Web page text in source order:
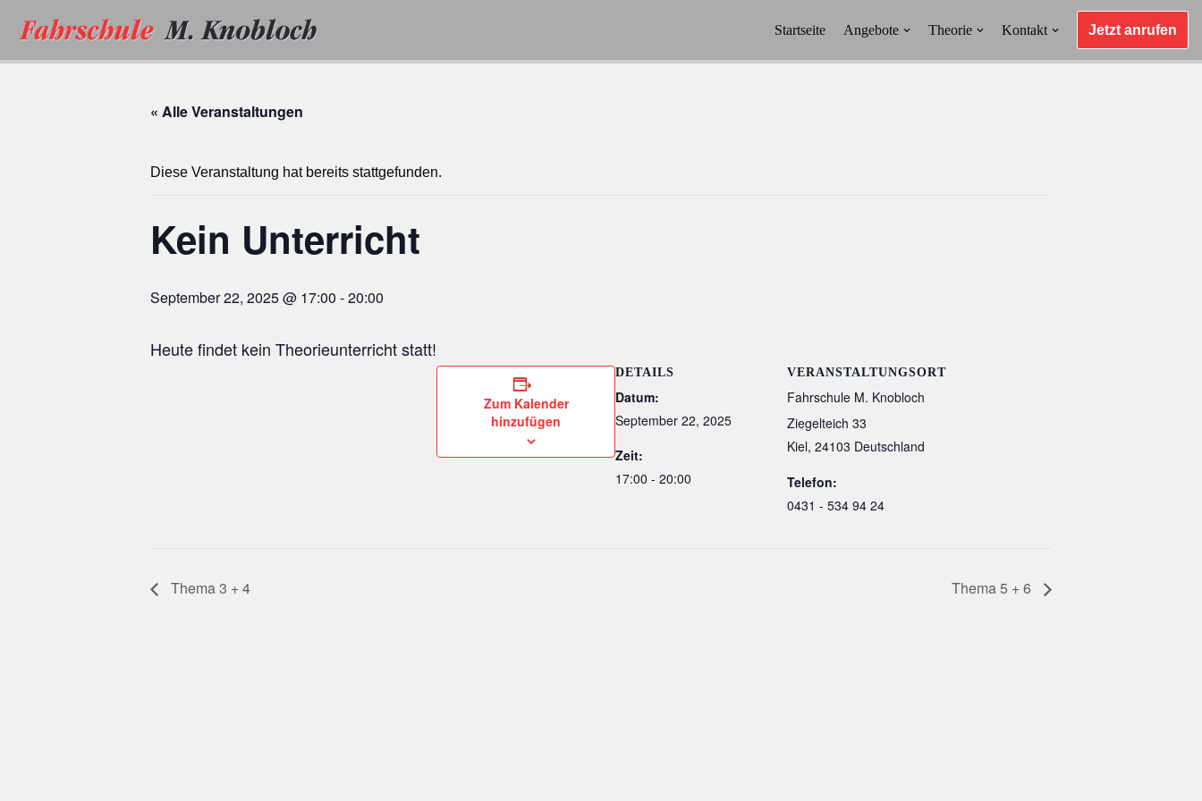
Startseite Angebote Theorie Kontakt Jetzt anrufen
« Alle Veranstaltungen
Diese Veranstaltung hat bereits stattgefunden.
Kein Unterricht
September 22, 2025 @ 17:00 -20:00
Heute findet kein Theorieunterricht statt!
Zum Kalender
hinzufügen
DETAILS
Datum:
September 22, 2025
Zeit:
17:00 - 20:00
VERANSTALTUNGSORT
Fahrschule M. Knobloch
Ziegelteich 33
Kiel, 24103 Deutschland
Telefon:
0431 - 534 94 24
Thema 3 + 4 Thema 5 + 6